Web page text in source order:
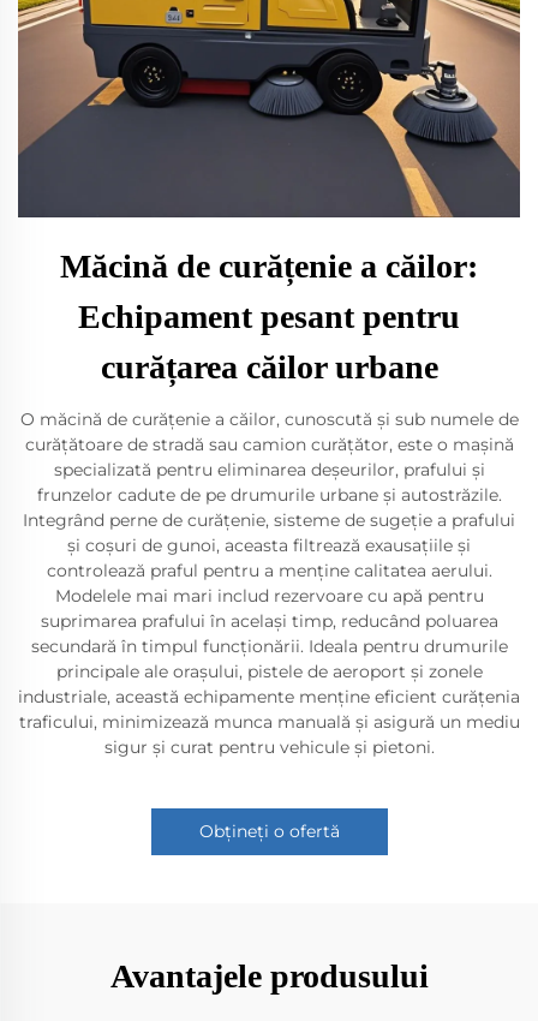
Măcină de curățenie a căilor:
Echipament pesant pentru
curățarea căilor urbane
O măcină de curățenie a căilor, cunoscută și sub numele de
curățătoare de stradă sau camion curățător, este o mașină
specializată pentru eliminarea deșeurilor, prafului și
frunzelor cadute de pe drumurile urbane și autostrăzile.
Integrând perne de curățenie, sisteme de sugeție a prafului
și coșuri de gunoi, aceasta filtrează exausațiile și
controlează praful pentru a menține calitatea aerului.
Modelele mai mari includ rezervoare cu apă pentru
suprimarea prafului în același timp, reducând poluarea
secundară în timpul funcționării. Ideala pentru drumurile
principale ale orașului, pistele de aeroport și zonele
industriale, această echipamente menține eficient curățenia
traficului, minimizează munca manuală și asigură un mediu
sigur și curat pentru vehicule și pietoni.
Obțineți o ofertă
Avantajele produsului